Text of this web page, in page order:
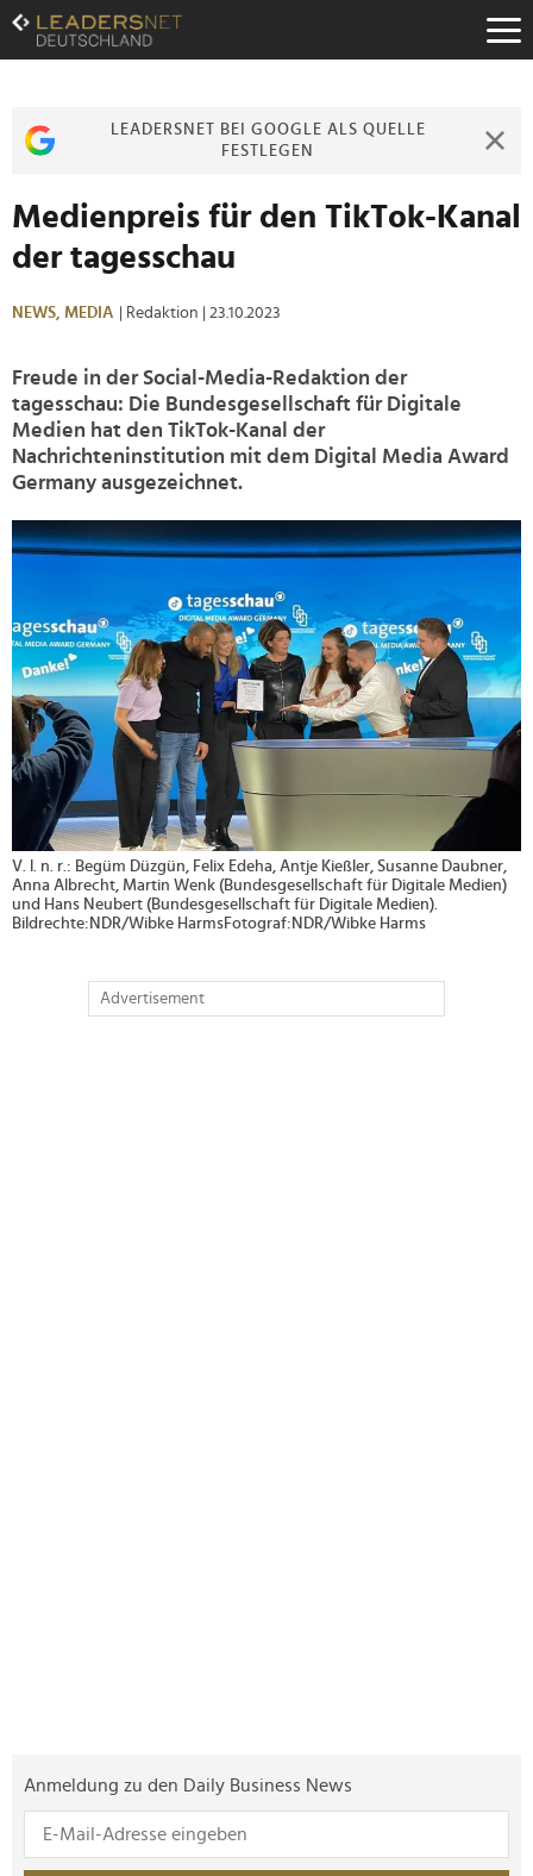
Zum
Inhalt
Zur
Zur
LEADERSNET BEI GOOGLE ALS QUELLE
FESTLEGEN
Medienpreis für den TikTok-Kanal
der tagesschau
NEWS, MEDIA | Redaktion | 23.10.2023
Freude in der Social-Media-Redaktion der
tagesschau: Die Bundesgesellschaft für Digitale
Medien hat den TikTok-Kanal der
Nachrichteninstitution mit dem Digital Media Award
Germany ausgezeichnet.
>
V. l. n. r.: Begüm Düzgün, Felix Edeha, Antje Kießler, Susanne Daubner,
Anna Albrecht, Martin Wenk (Bundesgesellschaft für Digitale Medien)
und Hans Neubert (Bundesgesellschaft für Digitale Medien).
Bildrechte:NDR/Wibke HarmsFotograf:NDR/Wibke Harms
Advertisement
Anmeldung zu den Daily Business News